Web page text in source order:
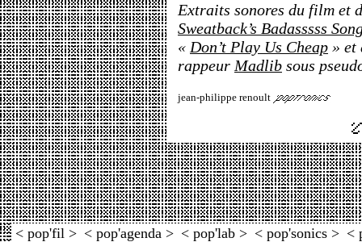
Extraits sonores du film et
Sweatback’s Badasssss
« Don’t Play Us Cheap » et
rappeur Madlib sous
jean-philippe renoult
< pop'fil > < pop'agenda > < pop'lab > < pop'sonics > <